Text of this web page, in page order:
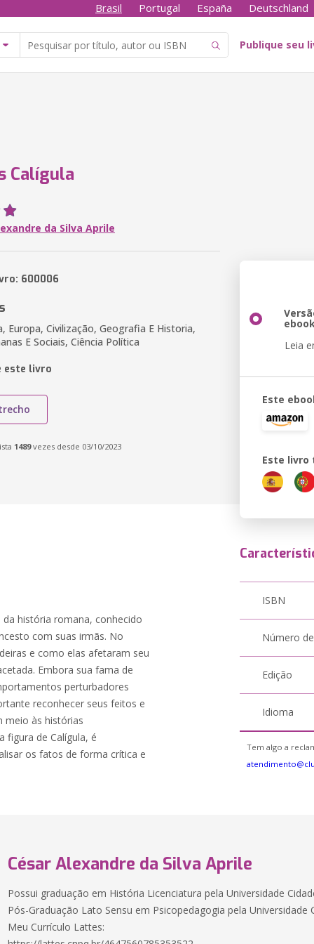
Brasil Portugal España Deutschland
Publique seu
Calígula
da Silva Aprile
600006
Europa, Civilização, Geografia E Historia,
E Sociais, Ciência Política
este livro
1489vezes desde 03/10/2023
Leia
Este
Este livro
história romana, conhecido
com suas irmãs. No
e como elas afetaram seu
Embora sua fama de
perturbadores
reconhecer seus feitos e
meio às histórias
figura de Calígula, é
os fatos de forma crítica e
ISBN
Número
Edição
Idioma
Tem algo a
César Alexandre da Silva Aprile
Possui graduação em História Licenciatura pela Universidade
Pós-Graduação Lato Sensu em Psicopedagogia pela Universidade
Meu Currículo Lattes: